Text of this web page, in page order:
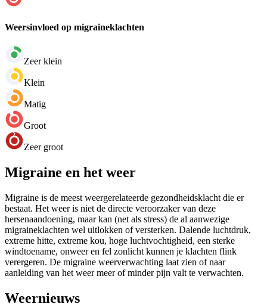
Weersinvloed op migraineklachten
Zeer klein
Klein
Matig
Groot
Zeer groot
Migraine en het weer
Migraine is de meest weergerelateerde gezondheidsklacht die er
bestaat. Het weer is niet de directe veroorzaker van deze
hersenaandoening, maar kan (net als stress) de al aanwezige
migraineklachten wel uitlokken of versterken. Dalende luchtdruk,
extreme hitte, extreme kou, hoge luchtvochtigheid, een sterke
windtoename, onweer en fel zonlicht kunnen je klachten flink
verergeren. De migraine weerverwachting laat zien of naar
aanleiding van het weer meer of minder pijn valt te verwachten.
Weernieuws